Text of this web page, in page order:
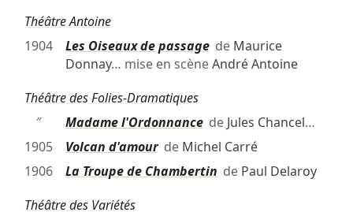
Théâtre Antoine
1904
Les Oiseaux de passagede Maurice
Donnay… mise en scèneAndré Antoine
Théâtre des Folies-Dramatiques
″
Madame l'Ordonnancede Jules Chancel…
1905
Volcan d'amourde Michel Carré
1906
La Troupe de Chambertin de Paul Delaroy
Théâtre des Variétés